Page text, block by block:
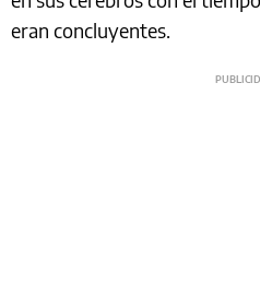
eran concluyentes.